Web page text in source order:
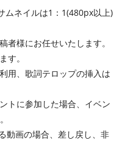
ムネイルは1：1(480px以上)
者様にお任せいたします。
す。
用、歌詞テロップの挿入は
トに参加した場合、イベン
動画の場合、差し戻し、非